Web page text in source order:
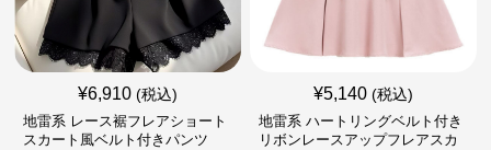
¥6,910 (税込)
地雷系 レース裾フレアショート
スカート風ベルト付きパンツ
¥5,140 (税込)
地雷系 ハートリングベルト付き
リボンレースアップフレアスカ